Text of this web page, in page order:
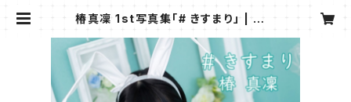
椿真凜 1st写真集「# きすまり」 | グラ